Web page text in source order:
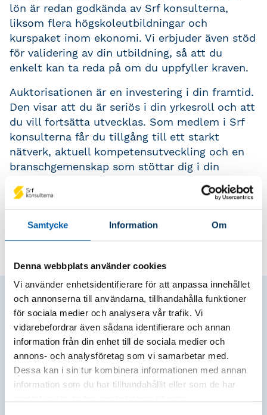
Samtycke Information Om
Denna webbplats använder cookies
Vi använder enhetsidentifierare för att anpassa innehållet
och annonserna till användarna, tillhandahålla funktioner
för sociala medier och analysera vår trafik. Vi
vidarebefordrar även sådana identifierare och annan
information från din enhet till de sociala medier och
annons- och analysföretag som vi samarbetar med.
Dessa kan i sin tur kombinera informationen med annan
information som du har tillhandahållit eller som de har
lön är redan godkända av Srf konsulterna,
liksom flera högskoleutbildningar och
kurspaket inom ekonomi. Vi erbjuder även stöd
för validering av din utbildning, så att du
enkelt kan ta reda på om du uppfyller kraven.
Auktorisationen är en investering i din framtid.
Den visar att du är seriös i din yrkesroll och att
du vill fortsätta utvecklas. Som medlem i Srf
konsulterna får du tillgång till ett starkt
nätverk, aktuell kompetensutveckling och en
branschgemenskap som stöttar dig i din
växa – satsa på auktorisationen och ta din
karriär till nästa nivå.
Bli auktoriserad
redovisningskonsult eller
lönekonsult